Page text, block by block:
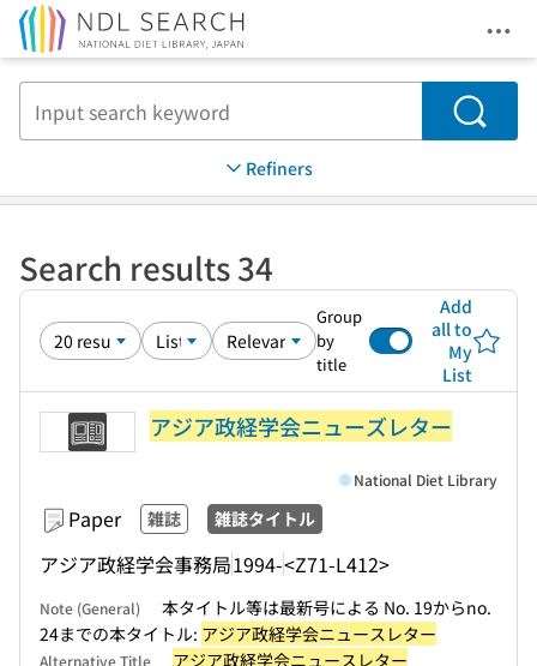
Search
Refiners
Search results 34
Group
by
title
Add
all to
My
List
アジア政経学会ニューズレター
Paper 雑誌 雑誌タイトル
アジア政経学会事務局1994-<Z71-L412>
National Diet Library
Note (General)
本タイトル等は最新号による No. 19からno.
24までの本タイトル: アジア政経学会ニュースレター
Alternative Title アジア政経学会ニュースレター